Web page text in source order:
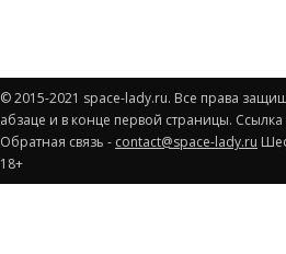
© 2015-2021 space-lady.ru. Все права
абзаце и в конце первой страницы.
Обратная связь - contact@space-lady.ru
18+